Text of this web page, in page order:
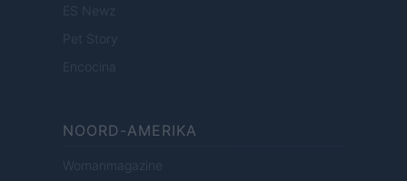
ES Newz
Pet Story
Encocina
NOORD-AMERIKA
Womanmagazine